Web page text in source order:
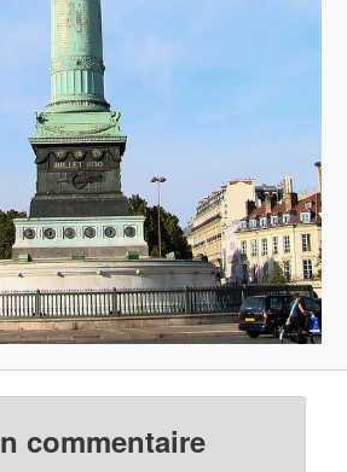
commentaire